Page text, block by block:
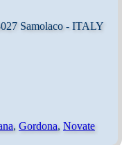
Samolaco - ITALY
, Gordona, Novate